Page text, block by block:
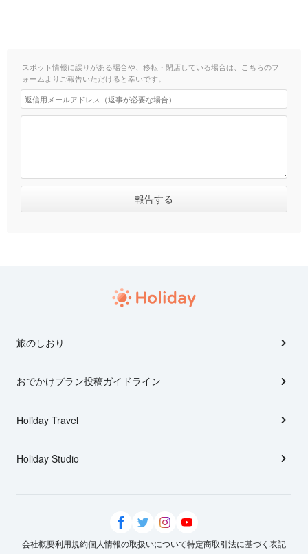
スポット情報に誤りがある場合や、移転・閉店している場合は、こちらのフ
ォームよりご報告いただけると幸いです。
旅のしおり
おでかけプラン投稿ガイドライン
Holiday Travel
Holiday Studio
会社概要利用規約個人情報の取扱いについて特定商取引法に基づく表記